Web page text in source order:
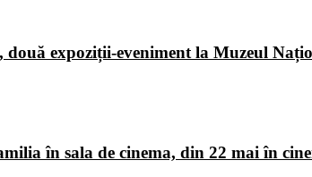
expoziții-eveniment la Muzeul
în sala de cinema, din 22 mai în